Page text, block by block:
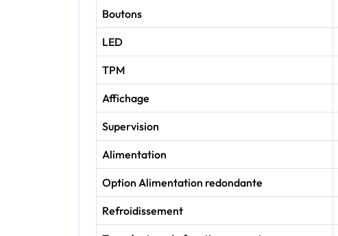
Boutons
LED
TPM
Affichage
Supervision
Alimentation
Option Alimentation redondante
Refroidissement